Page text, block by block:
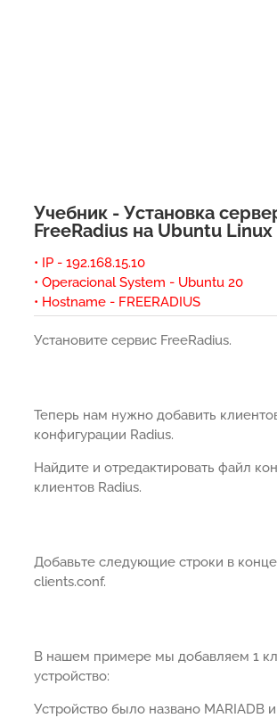
Учебник - Установка
FreeRadius на Ubuntu Linux
• IP - 192.168.15.10
• Operacional System - Ubuntu 20
• Hostname - FREERADIUS
Установите сервис FreeRadius.
Теперь нам нужно добавить
конфигурации Radius.
Найдите и отредактировать файл
клиентов Radius.
Добавьте следующие строки в
clients.conf.
В нашем примере мы добавляем 1
устройство:
Устройство было названо MARIADB